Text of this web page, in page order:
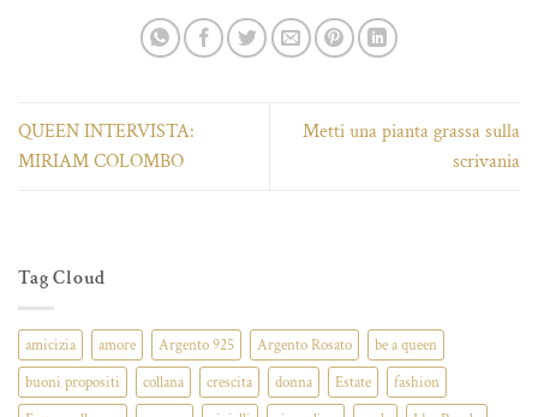
QUEEN INTERVISTA:
MIRIAM COLOMBO
Metti una pianta grassa sulla
scrivania
Tag Cloud
amicizia amore Argento 925 Argento Rosato
be a queen
buoni propositi
collana crescita donna Estate
fashion